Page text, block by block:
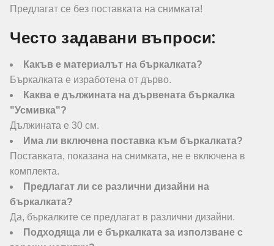
Предлагат се без поставката на снимката!
Често задавани въпроси:
Какъв е материалът на бъркалката?
Бъркалката е изработена от дърво.
Каква е дължината на дървената бъркалка
"Усмивка"?
Дължината е 30 см.
Има ли включена поставка към бъркалката?
Поставката, показана на снимката, не е включена в
комплекта.
Предлагат ли се различни дизайни на
бъркалката?
Да, бъркалките се предлагат в различни дизайни.
Подходяща ли е бъркалката за използване с